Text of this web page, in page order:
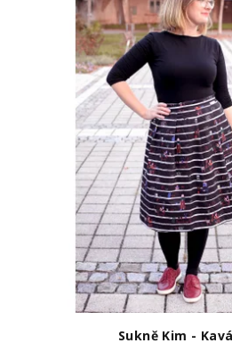
Sukně Kim -